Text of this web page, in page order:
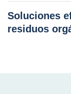
Soluciones
residuos